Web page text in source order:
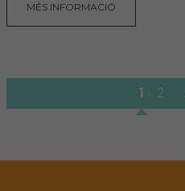
MÉS INFORMACIÓ
1 2